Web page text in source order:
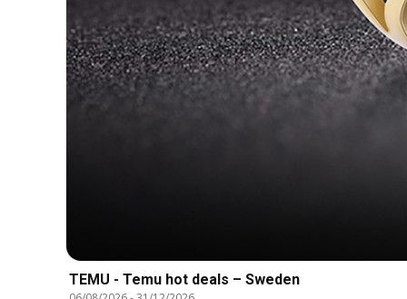
TEMU - Temu hot deals – Sweden